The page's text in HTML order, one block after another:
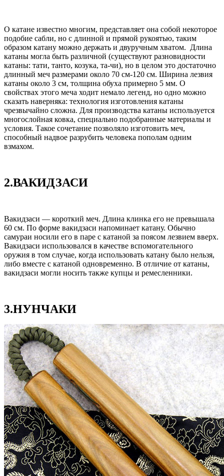
О катане известно многим, представляет она собой некоторое
подобие сабли, но с длинной и прямой рукоятью, таким
образом катану можно держать и двуручным хватом. Длина
катаны могла быть различной (существуют разновидности
катаны: тати, танто, козука, та-чи), но в целом это достаточно
длинный меч размерами около 70 см-120 см. Ширина лезвия
катаны около 3 см, толщина обуха примерно 5 мм. О
свойствах этого меча ходит немало легенд, но одно можно
сказать наверняка: технология изготовления катаны
чрезвычайно сложна. Для производства катаны используется
многослойная ковка, специально подобранные материалы и
условия. Такое сочетание позволяло изготовить меч,
способный надвое разрубить человека пополам одним
взмахом.
2.ВАКИДЗАСИ
Вакидзаси — короткий меч. Длина клинка его не превышала
60 см. По форме вакидзаси напоминает катану. Обычно
самураи носили его в паре с катаной за поясом лезвием вверх.
Вакидзаси использовался в качестве вспомогательного
оружия в том случае, когда использовать катану было нельзя,
либо вместе с катаной одновременно. В отличие от катаны,
вакидзаси могли носить также купцы и ремесленники.
3.НУНЧАКИ